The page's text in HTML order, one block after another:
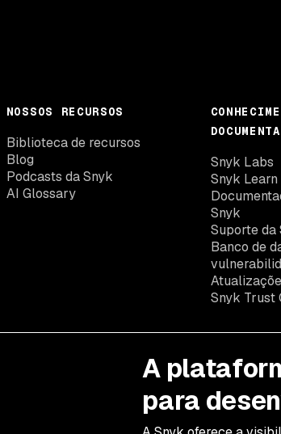
NOSSOS RECURSOS
Biblioteca de recursos
Blog
Podcasts da Snyk
AI Glossary
Snyk Labs
Snyk Learn
Snyk
Suporte da
Banco de
Snyk Trust
A
para